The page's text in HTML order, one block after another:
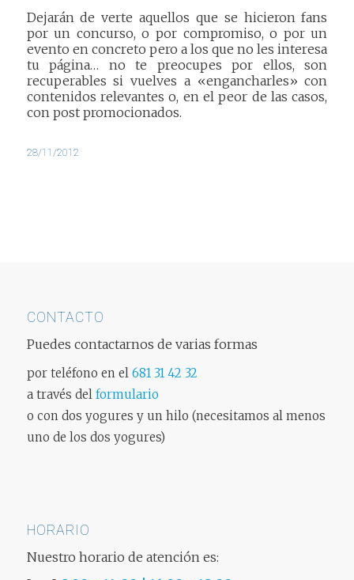
Dejarán de verte aquellos que se hicieron fans
por un concurso, o por compromiso, o por un
evento en concreto pero a los que no les interesa
tu página… no te preocupes por ellos, son
recuperables si vuelves a «engancharles» con
contenidos relevantes o, en el peor de las casos,
con post promocionados.
28/11/2012
CONTACTO
Puedes contactarnos de varias formas
por teléfono en el 681 31 42 32
a través del formulario
o con dos yogures y un hilo (necesitamos al menos
uno de los dos yogures)
HORARIO
Nuestro horario de atención es: